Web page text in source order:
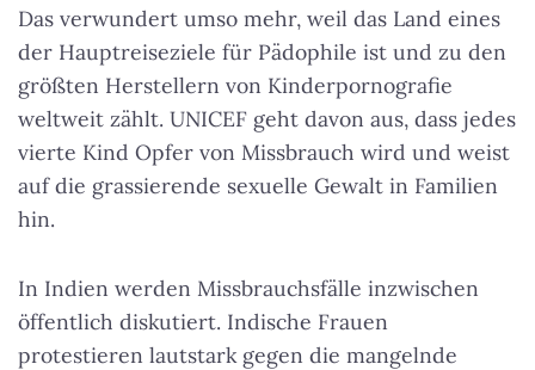
Das verwundert umso mehr, weil das Land eines
der Hauptreiseziele für Pädophile ist und zu den
größten Herstellern von Kinderpornografie
weltweit zählt. UNICEF geht davon aus, dass jedes
vierte Kind Opfer von Missbrauch wird und weist
auf die grassierende sexuelle Gewalt in Familien
hin.
In Indien werden Missbrauchsfälle inzwischen
öffentlich diskutiert. Indische Frauen
protestieren lautstark gegen die mangelnde